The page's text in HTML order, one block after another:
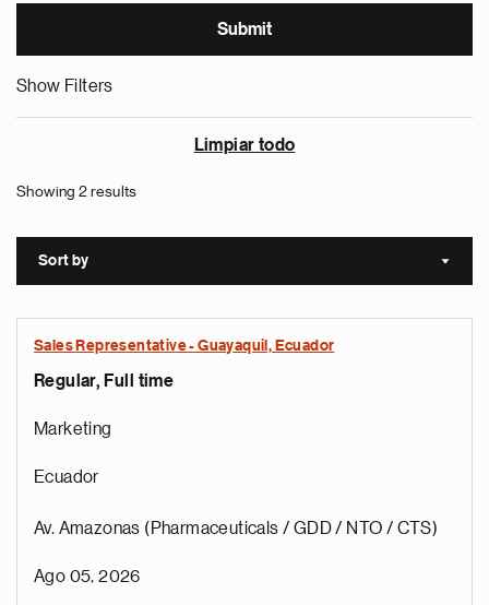
Show Filters
Limpiar todo
Showing 2 results
Sort by Sort
Sales Representative - Guayaquil, Ecuador
Regular, Full time
Marketing
Ecuador
Av. Amazonas (Pharmaceuticals / GDD / NTO / CTS)
Ago 05, 2026